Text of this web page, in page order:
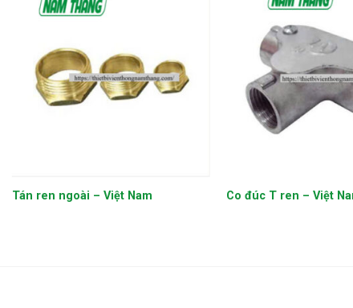
Tán ren ngoài – Việt Nam Co đúc T ren – Việt